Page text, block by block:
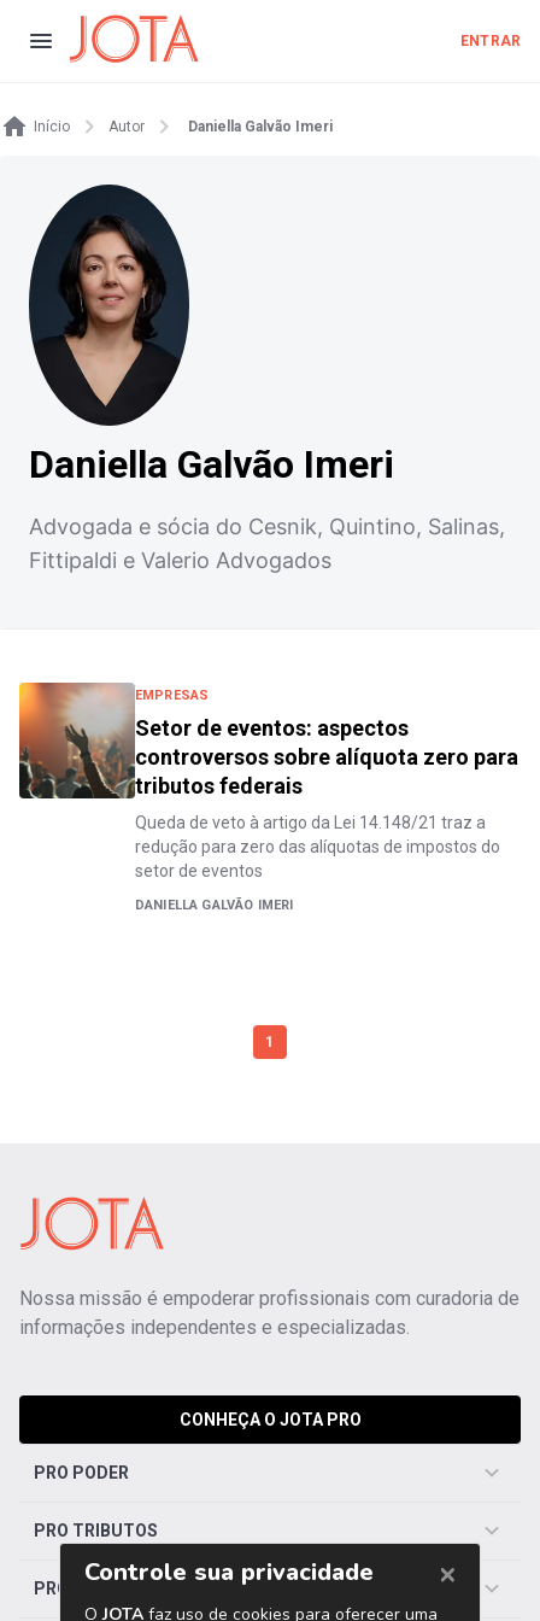
ENTRAR
Início Autor Daniella Galvão Imeri
Daniella Galvão Imeri
Advogada e sócia do Cesnik, Quintino, Salinas,
Fittipaldi e Valerio Advogados
EMPRESAS
Setor de eventos: aspectos
controversos sobre alíquota zero para
tributos federais
Queda de veto à artigo da Lei 14.148/21 traz a
redução para zero das alíquotas de impostos do
setor de eventos
DANIELLA GALVÃO IMERI
1
Nossa missão é empoderar profissionais com curadoria de
informações independentes e especializadas.
CONHEÇA O JOTA PRO
PRO PODER
PRO TRIBUTOS
PRO TRABALHISTA